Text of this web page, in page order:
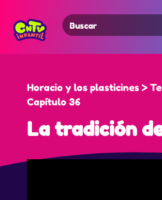
Search
for:
Horacio y los plasticines >
Capítulo 36
La tradición